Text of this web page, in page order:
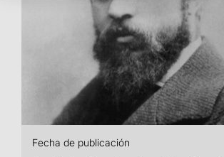
Fecha de publicación